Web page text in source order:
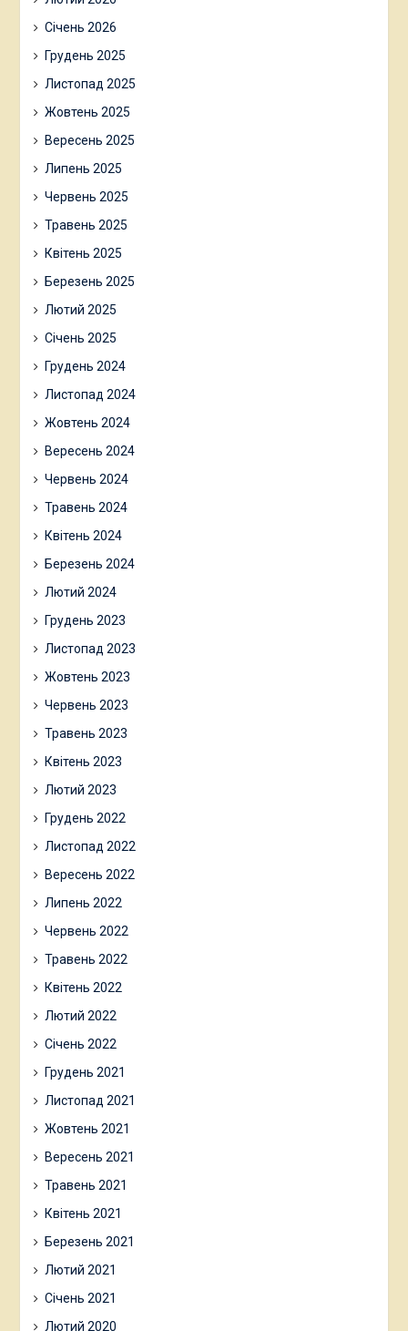
Січень 2026
Грудень 2025
Листопад 2025
Жовтень 2025
Вересень 2025
Липень 2025
Червень 2025
Травень 2025
Квітень 2025
Березень 2025
Лютий 2025
Січень 2025
Грудень 2024
Листопад 2024
Жовтень 2024
Вересень 2024
Червень 2024
Травень 2024
Квітень 2024
Березень 2024
Лютий 2024
Грудень 2023
Листопад 2023
Жовтень 2023
Червень 2023
Травень 2023
Квітень 2023
Лютий 2023
Грудень 2022
Листопад 2022
Вересень 2022
Липень 2022
Червень 2022
Травень 2022
Квітень 2022
Лютий 2022
Січень 2022
Грудень 2021
Листопад 2021
Жовтень 2021
Вересень 2021
Травень 2021
Квітень 2021
Березень 2021
Лютий 2021
Січень 2021
Лютий 2020